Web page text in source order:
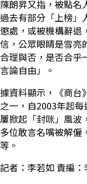
陳朗昇又指，被點名
過去有部分「上榜」
懲處，或被機構辭退
信，公眾眼睛是雪亮
合理與否，是否合乎
言論自由」。
據資料顯示，《商台
之一，自2003年起每
屢掀起「封咪」風波
多位敢言名嘴被解僱
等。
記者：李若如 責編